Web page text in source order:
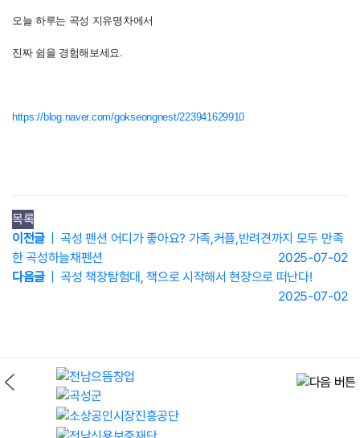
오늘 하루는 곡성 지유명차에서
진짜 쉼을 경험해보세요.
https://blog.naver.com/gokseongnest/223941629910
목록
이전글 | 곡성 펜션 어디가 좋아요? 가족,커플,반려견까지 모두 만족
한 곡성하늘채펜션
2025-07-02
다음글 | 곡성 책장탐험대, 책으로 시작해서 현장으로 떠난다!
2025-07-02